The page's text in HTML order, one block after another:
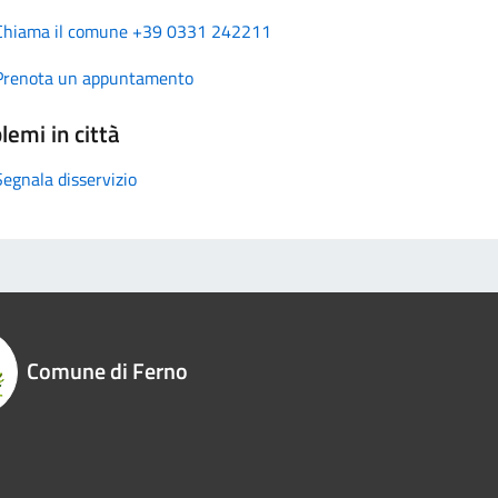
il comune +39 0331 242211
un appuntamento
in città
disservizio
Comune di Ferno